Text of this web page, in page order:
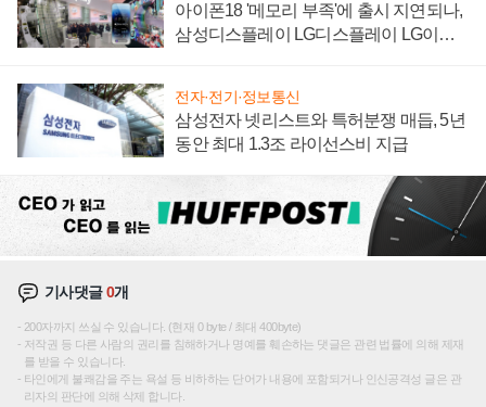
아이폰18 '메모리 부족'에 출시 지연되나,
삼성디스플레이 LG디스플레이 LG이노
전자·전기·정보통신
삼성전자 넷리스트와 특허분쟁 매듭, 5년
동안 최대 1.3조 라이선스비 지급
기사댓글0개
200자까지 쓰실 수 있습니다. (현재 0 byte / 최대 400byte)
저작권 등 다른 사람의 권리를 침해하거나 명예를 훼손하는 댓글은 관련 법률에 의해 제재
를 받을 수 있습니다.
타인에게 불쾌감을 주는 욕설 등 비하하는 단어가 내용에 포함되거나 인신공격성 글은 관
리자의 판단에 의해 삭제 합니다.